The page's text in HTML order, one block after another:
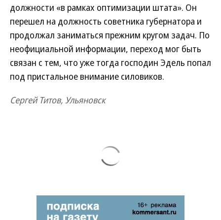
должности «в рамках оптимизации штата». Он
перешел на должность советника губернатора и
продолжал заниматься прежним кругом задач. По
неофициальной информации, переход мог быть
связан с тем, что уже тогда господин Эдель попал
под пристальное внимание силовиков.
Сергей Титов, Ульяновск